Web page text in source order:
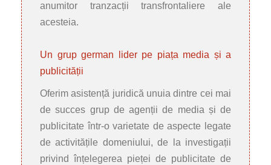
anumitor tranzacții transfrontaliere ale
acesteia.
Un grup german lider pe piața media și a
publicității
Oferim asistență juridică unuia dintre cei mai
de succes grup de agenții de media și de
publicitate într-o varietate de aspecte legate
de activitățile domeniului, de la investigații
privind înțelegerea pieței de publicitate de